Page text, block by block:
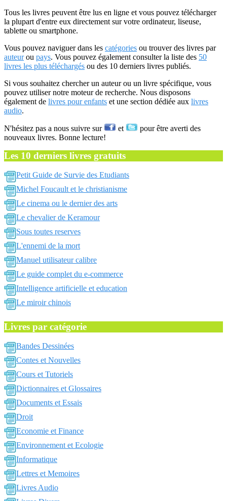
Tous les livres peuvent être lus en ligne et vous pouvez télécharger
la plupart d'entre eux directement sur votre ordinateur, liseuse,
tablette ou smartphone.
Vous pouvez naviguer dans les catégories ou trouver des livres par
auteurou pays. Vous pouvez également consulter la liste des 50
livres les plus téléchargés ou des 10 derniers livres publiés.
Si vous souhaitez chercher un auteur ou un livre spécifique, vous
pouvez utiliser notre moteur de recherche. Nous disposons
également de livres pour enfants et une section dédiée aux livres
audio.
N'hésitez pas a nous suivre sur et
pour être averti des
nouveaux livres. Bonne lecture!
Les 10 derniers livres gratuits
Petit Guide de Survie des Etudiants
Michel Foucault et le christianisme
Le cinema ou le dernier des arts
Le chevalier de Keramour
Sous toutes reserves
L'ennemi de la mort
Manuel utilisateur calibre
Le guide complet du e-commerce
Intelligence artificielle et education
Le miroir chinois
Livres par catégorie
Bandes Dessinées
Contes et Nouvelles
Cours et Tutoriels
Dictionnaires et Glossaires
Documents et Essais
Droit
Economie et Finance
Environnement et Ecologie
Informatique
Lettres et Memoires
Livres Audio